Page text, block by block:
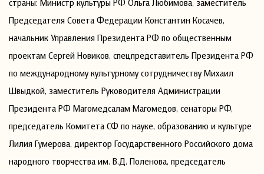
страны: Министр культуры РФ Ольга Любимова, заместитель
Председателя Совета Федерации Константин Косачев,
начальник Управления Президента РФ по общественным
проектам Сергей Новиков, спецпредставитель Президента РФ
по международному культурному сотрудничеству Михаил
Швыдкой, заместитель Руководителя Администрации
Президента РФ Магомедсалам Магомедов, сенаторы РФ,
председатель Комитета СФ по науке, образованию и культуре
Лилия Гумерова, директор Государственного Российского дома
народного творчества им. В.Д. Поленова, председатель